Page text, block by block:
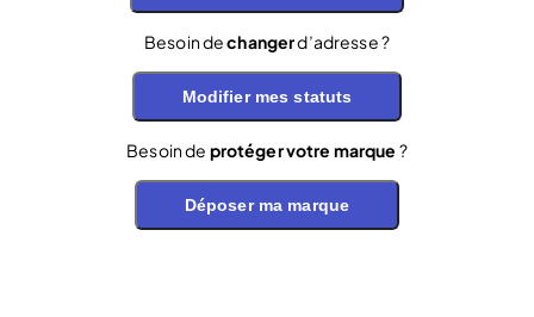
Besoin dechangerd’adresse ?
Modifier mes statuts
Besoin de protéger votre marque ?
Déposer ma marque